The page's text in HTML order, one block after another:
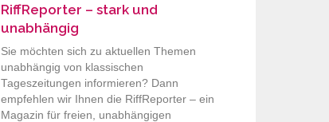
RiffReporter – stark und
unabhängig
Sie möchten sich zu aktuellen Themen
unabhängig von klassischen
Tageszeitungen informieren? Dann
empfehlen wir Ihnen die RiffReporter – ein
Magazin für freien, unabhängigen